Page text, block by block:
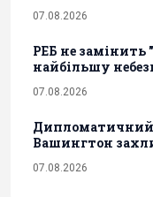
07.08.2026
РЕБ не замінить
найбільшу
07.08.2026
Дипломатичний
Вашингтон
07.08.2026